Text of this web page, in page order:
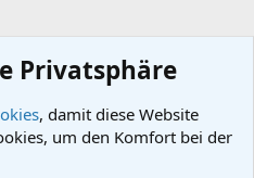
Privatsphäre
, damit diese Website
um den Komfort bei der